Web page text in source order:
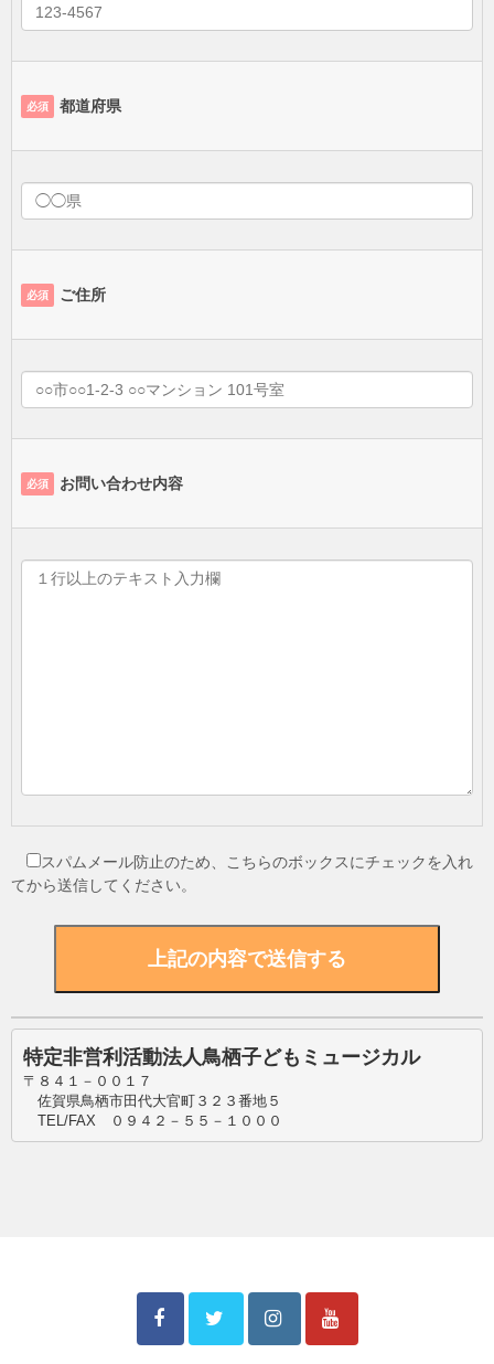
必須 都道府県
必須 ご住所
必須 お問い合わせ内容
スパムメール防止のため、こちらのボックスにチェックを入れ
てから送信してください。
特定非営利活動法人鳥栖子どもミュージカル
〒８４１－００１７
佐賀県鳥栖市田代大官町３２３番地５
TEL/FAX　０９４２－５５－１０００